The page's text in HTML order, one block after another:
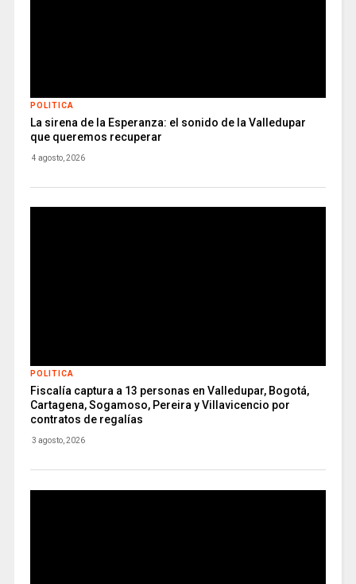
POLITICA
La sirena de la Esperanza: el sonido de la Valledupar
que queremos recuperar
4 agosto, 2026
POLITICA
Fiscalía captura a 13 personas en Valledupar, Bogotá,
Cartagena, Sogamoso, Pereira y Villavicencio por
contratos de regalías
3 agosto, 2026